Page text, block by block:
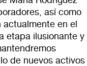
así como
en el
etapa ilusionante y
de nuevos activos